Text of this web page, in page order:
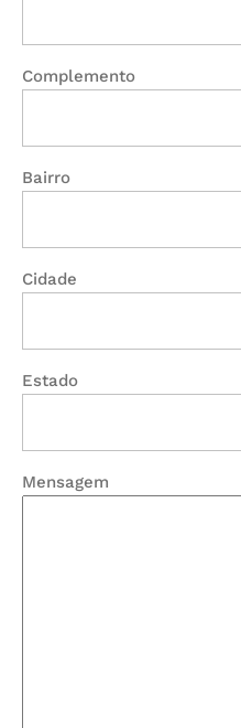
Complemento
Bairro
Cidade
Estado
Mensagem